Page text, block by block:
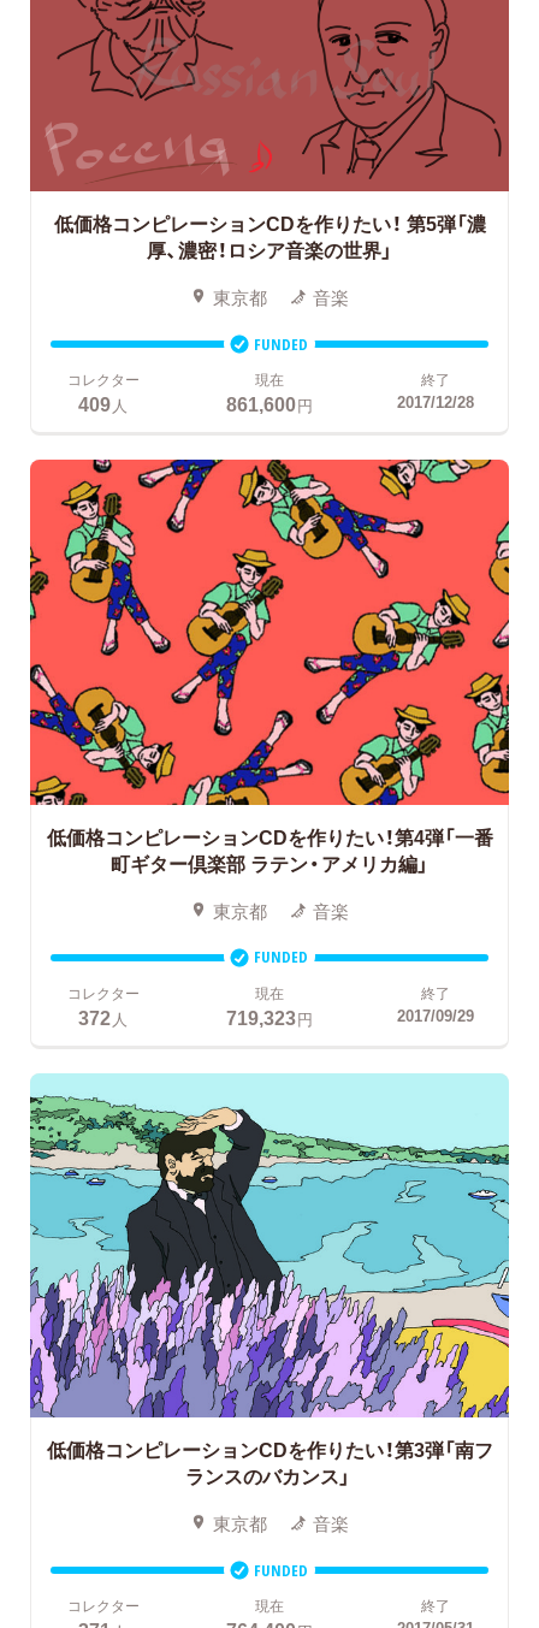
低価格コンピレーションCDを作りたい！ 第5弾「濃
厚、濃密！ロシア音楽の世界」
東京都 音楽
FUNDED
コレクター
409人
現在
861,600円
終了
2017/12/28
低価格コンピレーションCDを作りたい！第4弾「一番
町ギター倶楽部 ラテン・アメリカ編」
東京都 音楽
FUNDED
コレクター
372 人
現在
719,323円
終了
2017/09/29
低価格コンピレーションCDを作りたい！第3弾「南フ
ランスのバカンス」
東京都 音楽
FUNDED
コレクター
現在 終了